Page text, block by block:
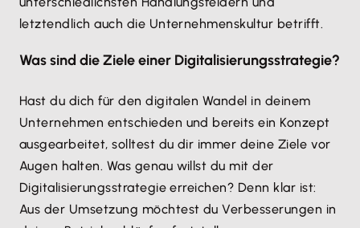
letztendlich auch die Unternehmenskultur betrifft.
Was sind die Ziele einer Digitalisierungsstrategie?
Hast du dich für den digitalen Wandel in deinem
Unternehmen entschieden und bereits ein Konzept
ausgearbeitet, solltest du dir immer deine Ziele vor
Augen halten. Was genau willst du mit der
Digitalisierungsstrategie erreichen? Denn klar ist:
Aus der Umsetzung möchtest du Verbesserungen in